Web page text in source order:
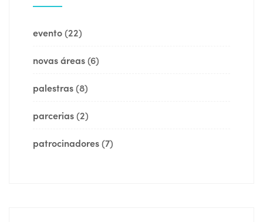
evento(22)
novas áreas(6)
palestras(8)
parcerias(2)
patrocinadores(7)